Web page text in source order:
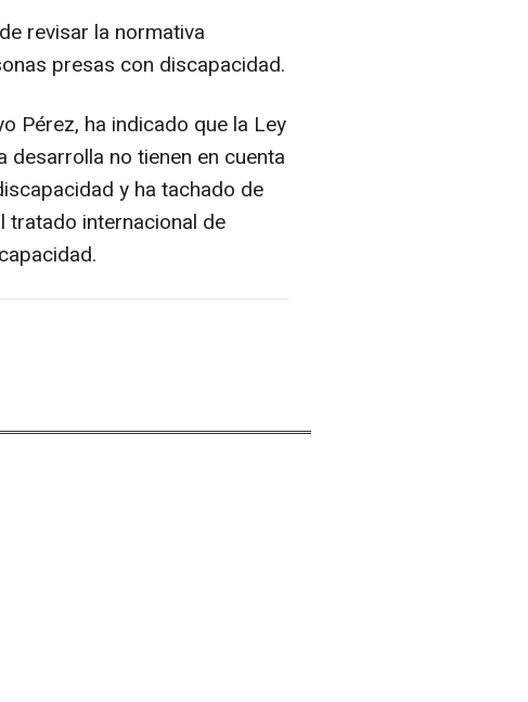
revisar la normativa
presas con discapacidad.
Pérez, ha indicado que la Ley
desarrolla no tienen en cuenta
y ha tachado de
tratado internacional de